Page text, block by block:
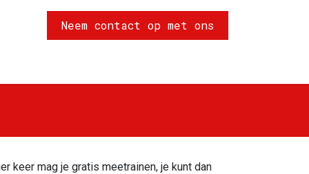
Neem contact op met ons
keer mag je gratis meetrainen, je kunt dan